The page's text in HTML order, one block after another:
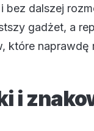
bez dalszej
gadżet, a
które naprawdę
i